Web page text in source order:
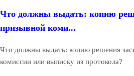
Что должны выдать: копию
призывной коми...
Что должны выдать: копию решения
комиссии или выписку из протокола?